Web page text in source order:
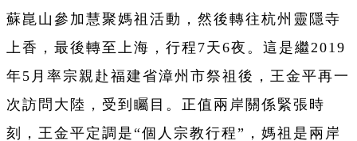
蘇崑山參加慧聚媽祖活動，然後轉往杭州靈隱寺
上香，最後轉至上海，行程7天6夜。這是繼2019
年5月率宗親赴福建省漳州市祭祖後，王金平再一
次訪問大陸，受到矚目。正值兩岸關係緊張時
刻，王金平定調是“個人宗教行程”，媽祖是兩岸